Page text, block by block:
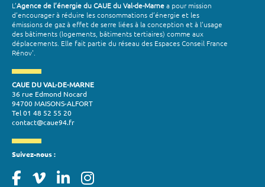
L’Agence de l’énergie du CAUE du Val-de-Marnea pour mission
d’encourager à réduire les consommations d’énergie et les
émissions de gaz à effet de serre liées à la conception et à l’usage
des bâtiments (logements, bâtiments tertiaires) comme aux
déplacements. Elle fait partie du réseau des Espaces Conseil France
Rénov'.
CAUE DU VAL-DE-MARNE
36 rue Edmond Nocard
94700 MAISONS-ALFORT
Tel 01 48 52 55 20
contact@caue94.fr
Suivez-nous :